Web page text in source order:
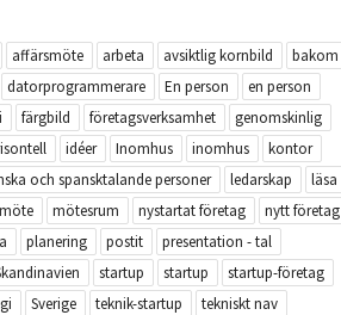
affärsmöte arbeta avsiktlig kornbild
bakom
datorprogrammerare En person
en person
färgbild företagsverksamhet
genomskinlig
idéer Inomhus inomhus
kontor
och spansktalande personer ledarskap
läsa
möte mötesrum nystartat företag
nytt företag
planering postit
presentation - tal
startup startup
startup-företag
Sverige teknik-startup
tekniskt nav